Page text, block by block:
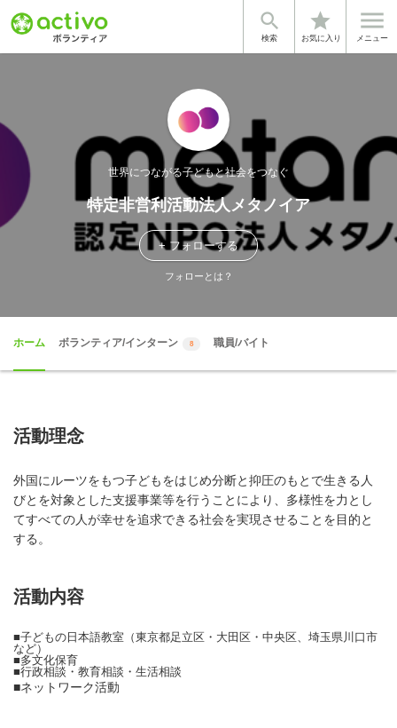

検索
star
お気に入り

メニュー
世界につながる子どもと社会をつなぐ
特定非営利活動法人メタノイア
+ フォローする
フォローとは？
ホーム ボランティア/インターン 8 職員/バイト
活動理念
外国にルーツをもつ子どもをはじめ分断と抑圧のもとで生きる人
びとを対象とした支援事業等を行うことにより、多様性を力とし
てすべての人が幸せを追求できる社会を実現させることを目的と
する。
活動内容
■子どもの日本語教室（東京都足立区・大田区・中央区、埼玉県川口市
など）
■多文化保育
■行政相談・教育相談・生活相談
■ネットワーク活動